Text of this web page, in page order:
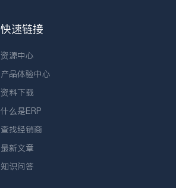
快速链接
资源中心
产品体验中心
资料下载
什么是ERP
查找经销商
最新文章
知识问答